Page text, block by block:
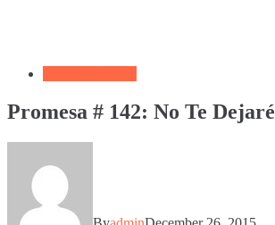
Promesa # 142: No Te Dejaré